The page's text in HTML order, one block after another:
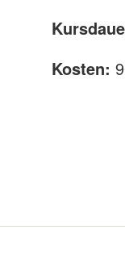
Kosten: